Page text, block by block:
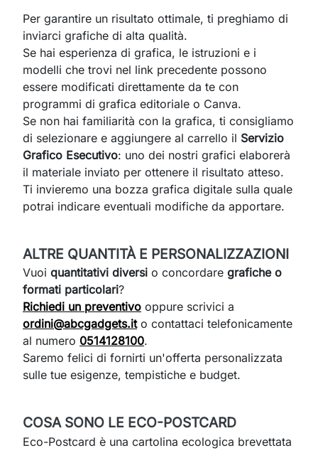
Per garantire un risultato ottimale, ti preghiamo di
inviarci grafiche di alta qualità.
Se hai esperienza di grafica, le istruzioni e i
modelli che trovi nel link precedente possono
essere modificati direttamente da te con
programmi di grafica editoriale o Canva.
Se non hai familiarità con la grafica, ti consigliamo
di selezionare e aggiungere al carrello il Servizio
Grafico Esecutivo: uno dei nostri grafici elaborerà
il materiale inviato per ottenere il risultato atteso.
Ti invieremo una bozza grafica digitale sulla quale
potrai indicare eventuali modifiche da apportare.
ALTRE QUANTITÀ E PERSONALIZZAZIONI
Vuoi quantitativi diversi o concordare grafiche o
formati particolari?
Richiedi un preventivo oppure scrivici a
ordini@abcgadgets.ito contattaci telefonicamente
al numero 0514128100.
Saremo felici di fornirti un'offerta personalizzata
sulle tue esigenze, tempistiche e budget.
COSA SONO LE ECO-POSTCARD
Eco-Postcard è una cartolina ecologica brevettata